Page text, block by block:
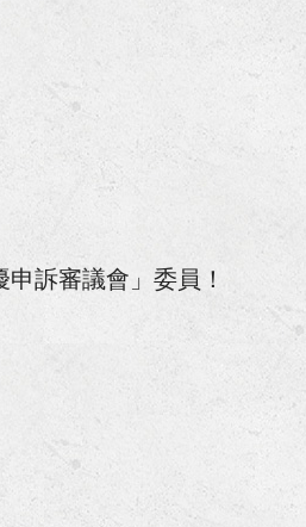
不起訴處分書！
為法律顧問！
資爭議調解委員！
議仲裁委員及仲裁人！
地檢署不起訴處分！
高雄地方檢察署不起訴處分確定！
賠償事件處理小組委員！
獲高雄地院勝訴判決！
訴審議會」委員！